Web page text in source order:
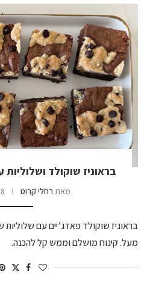
בראוניז שוקולד ושלוליות
מאת רחלי קרוט 8 במרץ 2025
בראוניז שוקולד פאדג’יים עם
מעל. קינוח מושלם וממש קל להכנה.